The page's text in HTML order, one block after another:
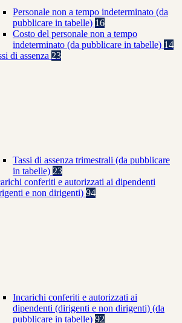
Personale non a tempo indeterminato (da
pubblicare in tabelle) 16
Costo del personale non a tempo
indeterminato (da pubblicare in tabelle) 14
di assenza 23
Tassi di assenza trimestrali (da pubblicare
in tabelle) 23
conferiti e autorizzati ai dipendenti
e non dirigenti) 94
Incarichi conferiti e autorizzati ai
dipendenti (dirigenti e non dirigenti) (da
pubblicare in tabelle) 92